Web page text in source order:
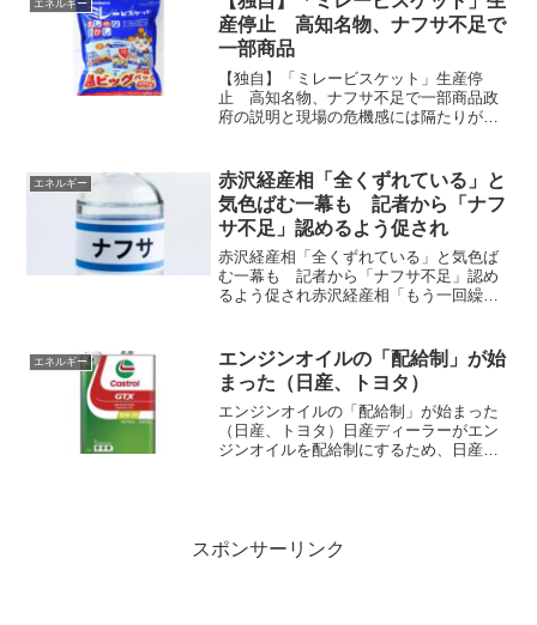
ていることに「納得で...
エネルギー
産停止 高知名物、ナフサ不足で
一部商品
【独自】「ミレービスケット」生産停
止 高知名物、ナフサ不足で一部商品政
府の説明と現場の危機感には隔たりがあ
ナフサ不足の影響で生産停止になってい
ることが13日、製造・販売...
エネルギー
赤沢経産相「全くずれている」と
気色ばむ一幕も 記者から「ナフ
サ不足」認めるよう促され
赤沢経産相「全くずれている」と気色ば
む一幕も 記者から「ナフサ不足」認め
るよう促され赤沢経産相「もう一回繰り
ではない」と語った。赤沢亮正経済産業
相は9日の閣議後記者会見...
エネルギー
エンジンオイルの「配給制」が始
まった（日産、トヨタ）
エンジンオイルの「配給制」が始まった
（日産、トヨタ）日産ディーラーがエン
ジンオイルを配給制にするため、日産車
スポンサーリンク